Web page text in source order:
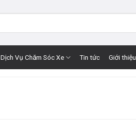
Dịch Vụ Chăm Sóc Xe Tin tức Giới thiệu